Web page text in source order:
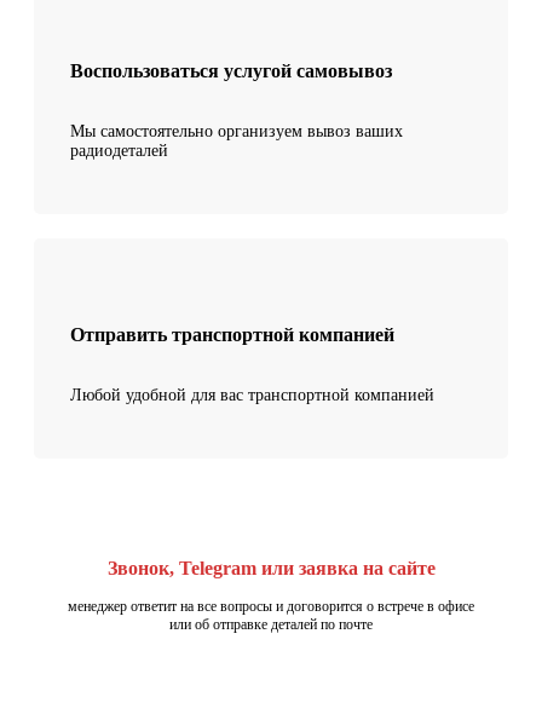
Воспользоваться услугой самовывоз
Мы самостоятельно организуем вывоз ваших
радиодеталей
Отправить транспортной компанией
Любой удобной для вас транспортной компанией
Звонок, Telegram или заявка на сайте
менеджер ответит на все вопросы и договорится о встрече в офисе
или об отправке деталей по почте